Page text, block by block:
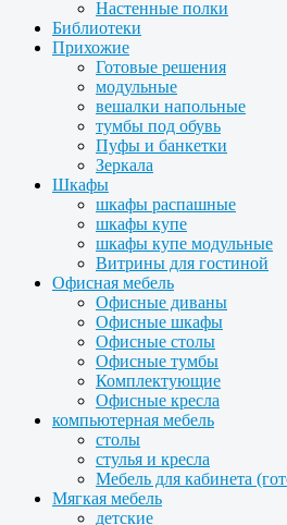
Настенные полки
Библиотеки
Прихожие
Готовые решения
модульные
вешалки напольные
тумбы под обувь
Пуфы и банкетки
Зеркала
Шкафы
шкафы распашные
шкафы купе
шкафы купе модульные
Витрины для гостиной
Офисная мебель
Офисные диваны
Офисные шкафы
Офисные столы
Офисные тумбы
Комплектующие
Офисные кресла
компьютерная мебель
столы
стулья и кресла
Мебель для кабинета
Мягкая мебель
детские